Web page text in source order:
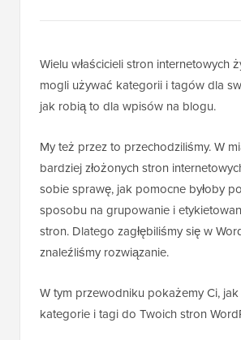
Wielu właścicieli stron internetowych
mogli używać kategorii i tagów dla
jak robią to dla wpisów na blogu.
My też przez to przechodziliśmy. W
bardziej złożonych stron
sobie sprawę, jak pomocne byłoby
sposobu na grupowanie i
stron. Dlatego zagłębiliśmy się w
znaleźliśmy rozwiązanie.
W tym przewodniku pokażemy Ci,
kategorie i tagi do Twoich stron